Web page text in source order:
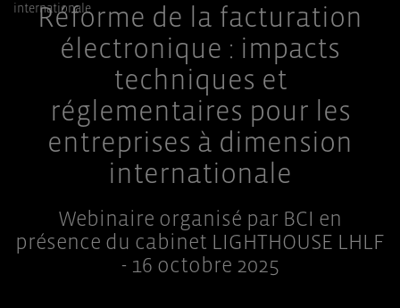
internationale
Réforme de la facturation
électronique : impacts
techniques et
réglementaires pour les
entreprises à dimension
internationale
Webinaire organisé par BCI en
présence du cabinet LIGHTHOUSE LHLF
- 16 octobre 2025